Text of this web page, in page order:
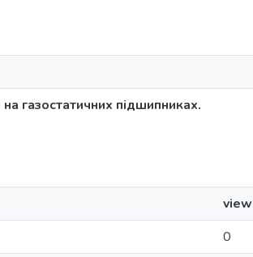
газостатичних підшипниках.
0